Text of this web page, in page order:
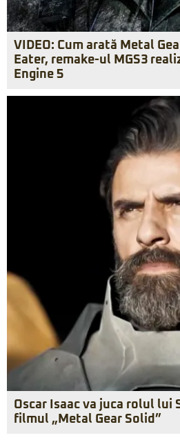
VIDEO: Cum arată Metal
Eater, remake-ul MGS3
Engine 5
Oscar Isaac va juca rolul lui
filmul „Metal Gear Solid”